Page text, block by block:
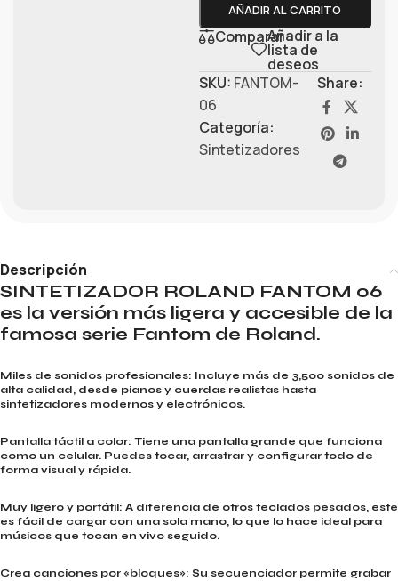
AÑADIR AL CARRITO
CompararAñadir a la
lista de
deseos
SKU: FANTOM-
06
Categoría:
Sintetizadores
Share:
Descripción
SINTETIZADOR ROLAND FANTOM 06
es la versión más ligera y accesible de la
famosa serie Fantom de Roland.
Miles de sonidos profesionales: Incluye más de 3,500 sonidos de
alta calidad, desde pianos y cuerdas realistas hasta
sintetizadores modernos y electrónicos.
Pantalla táctil a color: Tiene una pantalla grande que funciona
como un celular. Puedes tocar, arrastrar y configurar todo de
forma visual y rápida.
Muy ligero y portátil: A diferencia de otros teclados pesados, este
es fácil de cargar con una sola mano, lo que lo hace ideal para
músicos que tocan en vivo seguido.
Crea canciones por «bloques»: Su secuenciador permite grabar